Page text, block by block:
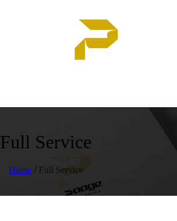
Full Service
Home / Full Service